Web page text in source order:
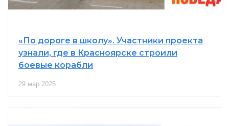
«По дороге в школу». Участники проекта
узнали, где в Красноярске строили
боевые корабли
29 мар 2025